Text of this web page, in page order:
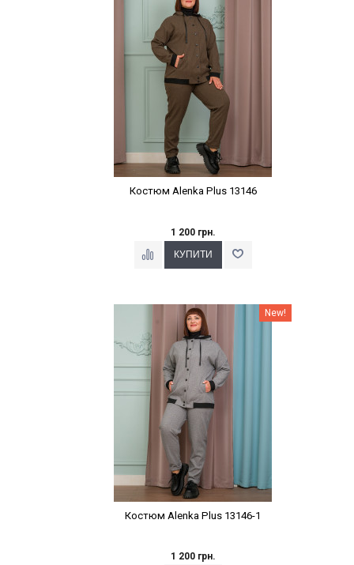
Костюм Alenka Plus 13146
1 200 грн.
Наклейки Варіант з % New!
Костюм Alenka Plus 13146-1
1 200 грн.